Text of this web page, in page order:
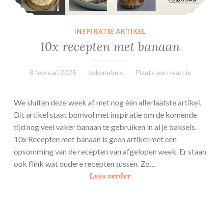
INSPIRATIE ARTIKEL
10x recepten met banaan
8 februari 2025 bakkriebels Plaats een reactie
We sluiten deze week af met nog één allerlaatste artikel.
Dit artikel staat bomvol met inspiratie om de komende
tijd nog veel vaker banaan te gebruiken in al je baksels.
10x Recepten met banaan is geen artikel met een
opsomming van de recepten van afgelopen week. Er staan
ook flink wat oudere recepten tussen. Zo…
Lees verder1